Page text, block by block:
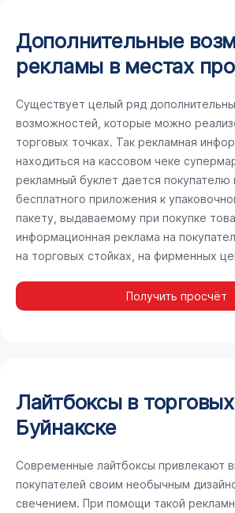
Дополнительные
рекламы в местах
Существует целый ряд
возможностей, которые можно
торговых точках. Так рекламная
находиться на кассовом чеке
рекламный буклет дается покупателю
бесплатного приложения к
пакету, выдаваемому при покупке
информационная реклама на
на торговых стойках, на фирменных
Получить просчёт
Лайтбоксы в
Буйнакске
Современные лайтбоксы привлекают
покупателей своим необычным
свечением. При помощи такой